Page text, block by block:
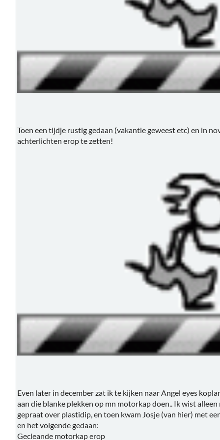
Toen een tijdje rustig gedaan (vakantie geweest etc) en in
achterlichten erop te zetten!
Even later in december zat ik te kijken naar Angel eyes
aan die blanke plekken op mn motorkap doen.. Ik wist
gepraat over plastidip, en toen kwam Josje (van hier) met
en het volgende gedaan:
Gecleande motorkap erop